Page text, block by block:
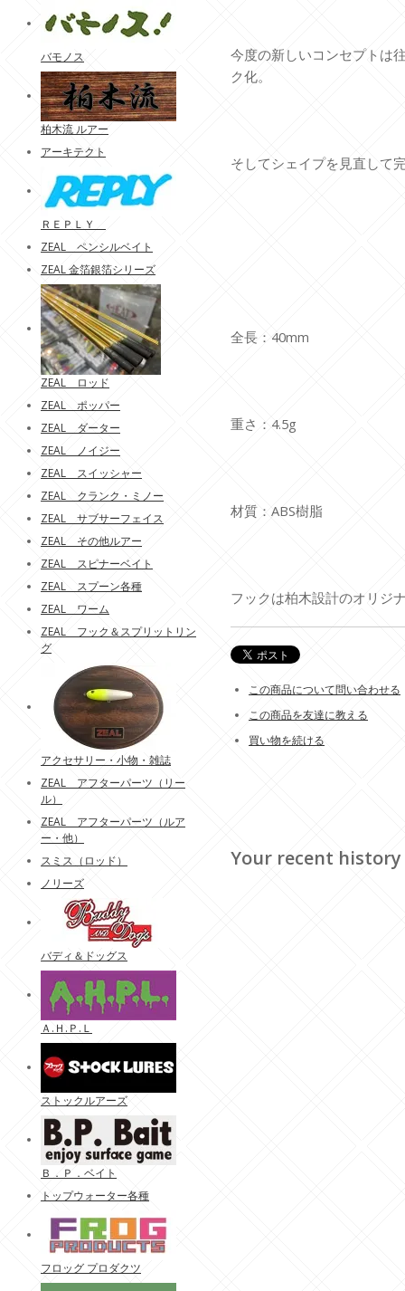
今度の新しいコンセプトは
ク化。
そしてシェイプを見直して
全長：40mm
重さ：4.5g
材質：ABS樹脂
フックは柏木設計のオリジ
この商品について問い合わせる
この商品を友達に教える
買い物を続ける
Your recent history
バモノス
柏木流 ルアー
アーキテクト
ＲＥＰＬＹ
ZEAL ペンシルベイト
ZEAL 金箔銀箔シリーズ
ZEAL ロッド
ZEAL ポッパー
ZEAL ダーター
ZEAL ノイジー
ZEAL スイッシャー
ZEAL クランク・ミノー
ZEAL サブサーフェイス
ZEAL その他ルアー
ZEAL スピナーベイト
ZEAL スプーン各種
ZEAL ワーム
ZEAL フック＆スプリットリン
グ
アクセサリー・小物・雑誌
ZEAL アフターパーツ（リー
ル）
ZEAL アフターパーツ（ルア
ー・他）
スミス（ロッド）
ノリーズ
バディ＆ドッグス
Ａ.Ｈ.Ｐ.Ｌ
ストックルアーズ
Ｂ．Ｐ．ベイト
トップウォーター各種
フロッグ プロダクツ